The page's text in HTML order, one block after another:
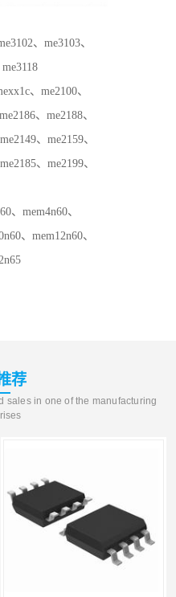
、me3103、
、me2100、
、me2188、
、me2159、
、me2199、
、mem4n60、
、mem12n60、
荐
sales in one of the manufacturing